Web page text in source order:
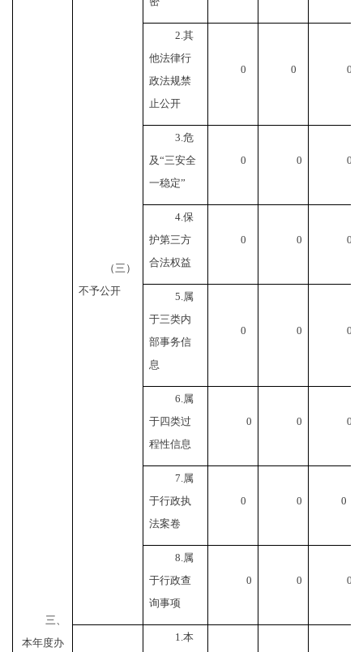
三、
本年度办
（三）
不予公开
2.其
他法律行
政法规禁
止公开
0 0 0
3.危
及“三安全
一稳定”
0 0 0
4.保
护第三方
合法权益
0 0 0
5.属
于三类内
部事务信
息
0 0 0
6.属
于四类过
程性信息
0 0 0
7.属
于行政执
法案卷
0 0 0
8.属
于行政查
询事项
0 0 0
1.本